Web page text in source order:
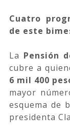
Cuatro
de este
La Pensión
cubre a
6 mil 400
mayor
esquema de
presidenta